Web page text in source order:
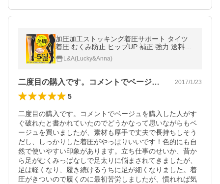
加圧加工ストッキング着圧サポート タイツ
着圧 むくみ防止 ヒップUP 補正 強力 送料無
料 L&A(Lucky&Anna)
二度目の購入です。コメントでベージュを… 2017/1/23
5
二度目の購入です。コメントでベージュを購入した人がす
ぐ破れたと書かれていたのでどうかなって思いながらもベ
ージュを買いましたが、素材も厚手で丈夫で長持ちしそう
だし、しっかりした着圧がやっぱりいいです！色的にも自
然で使いやすい印象があります。立ち仕事のせいか、昔か
ら足がむくみっぱなしで足太りに悩まされてきましたが、
足は軽くなり、履き続けるうちに足が細くなりました。着
圧がきついので履くのに最初苦労しましたが、慣れれば気